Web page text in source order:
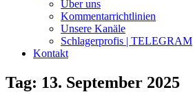
Über uns
Kommentarrichtlinien
Unsere Kanäle
Schlagerprofis | TELEGRAM
Kontakt
Tag: 13. September 2025